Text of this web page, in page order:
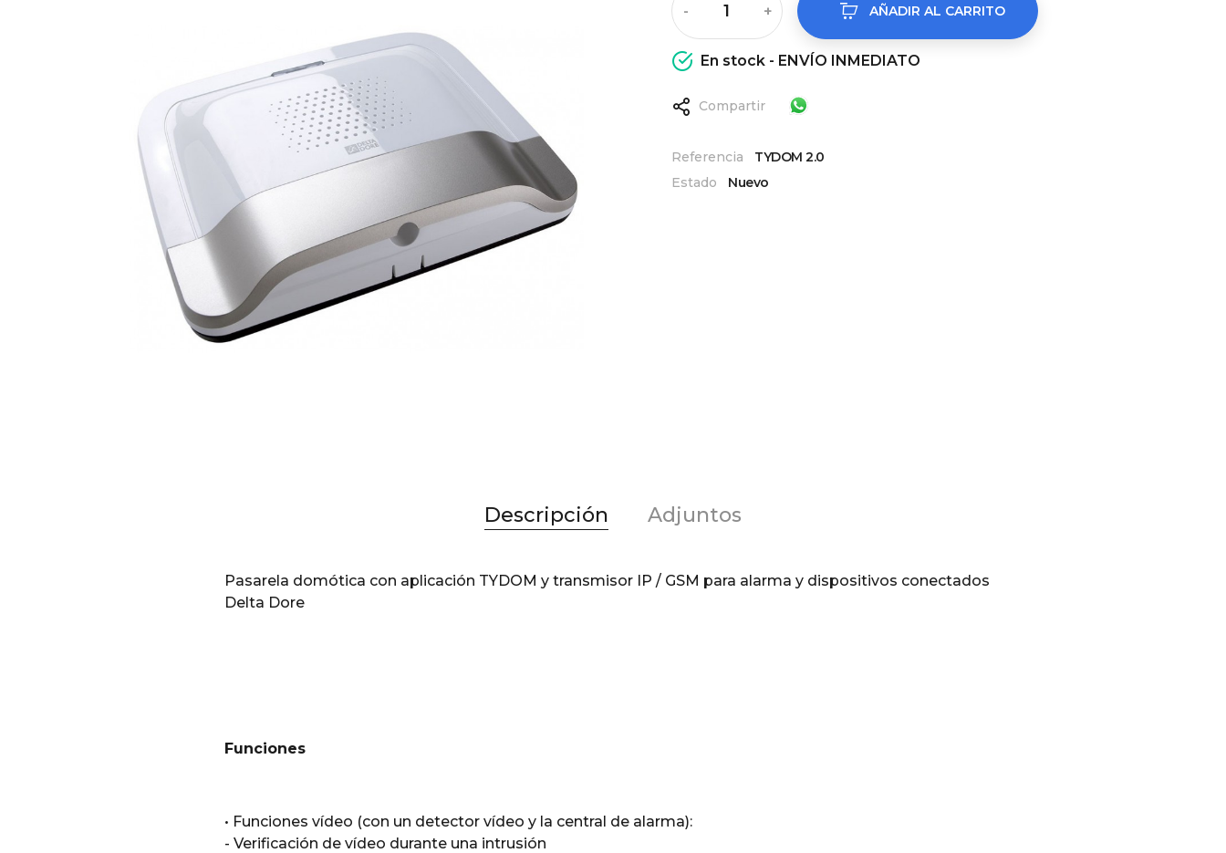
- + AÑADIR AL CARRITO
En stock - ENVÍO INMEDIATO
Compartir
Referencia
TYDOM 2.0
Estado
Nuevo
Descripción Adjuntos
Pasarela domótica con aplicación TYDOM y transmisor IP / GSM para alarma y dispositivos conectados
Delta Dore
Funciones
• Funciones vídeo (con un detector vídeo y la central de alarma):
- Verificación de vídeo durante una intrusión